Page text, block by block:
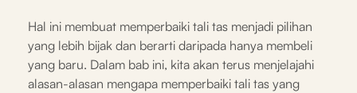
Hal ini membuat memperbaiki tali tas menjadi pilihan
yang lebih bijak dan berarti daripada hanya membeli
yang baru. Dalam bab ini, kita akan terus menjelajahi
alasan-alasan mengapa memperbaiki tali tas yang